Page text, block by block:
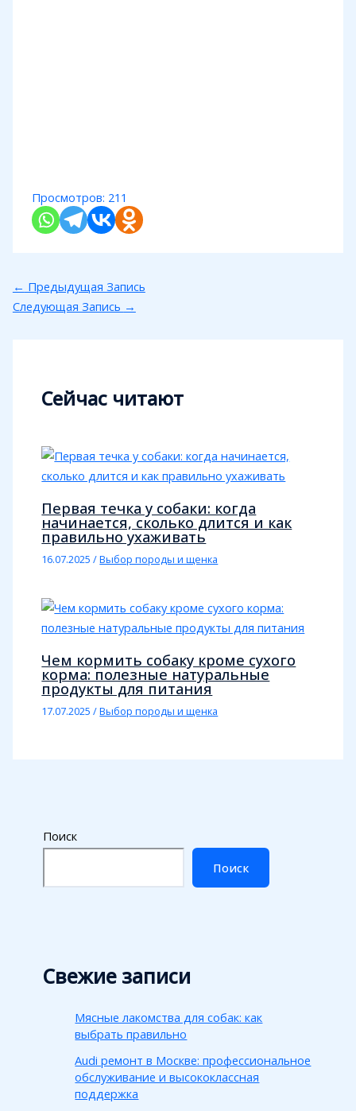
Просмотров: 211
← Предыдущая Запись
Следующая Запись →
Сейчас читают
Первая течка у собаки: когда
начинается, сколько длится и как
правильно ухаживать
16.07.2025/Выбор породы и щенка
Чем кормить собаку кроме сухого
корма: полезные натуральные
продукты для питания
17.07.2025/Выбор породы и щенка
Поиск
Поиск
Свежие записи
Мясные лакомства для собак: как
выбрать правильно
Audi ремонт в Москве: профессиональное
обслуживание и высококлассная
поддержка